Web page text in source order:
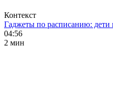
Контекст
Гаджеты по расписанию: дети
04:56
2 мин